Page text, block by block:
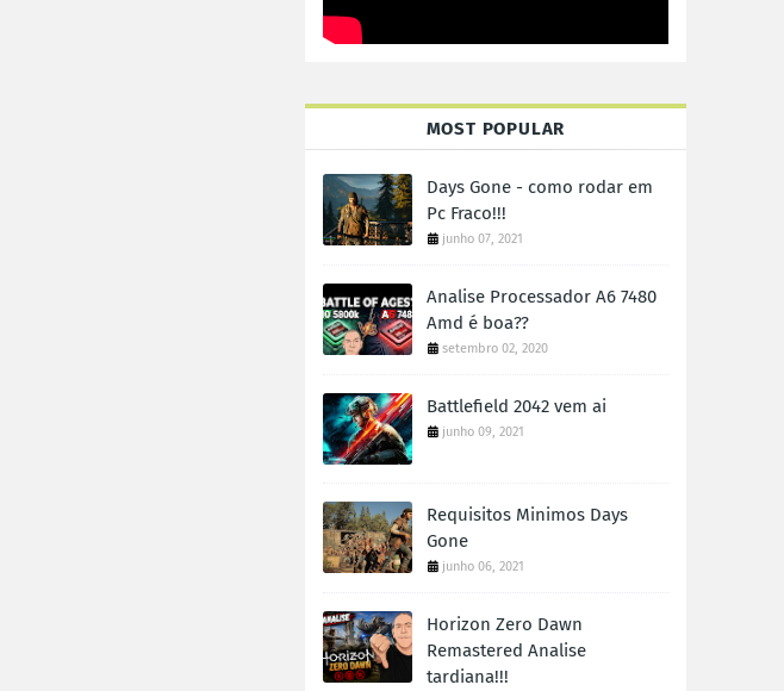
MOST POPULAR
Days Gone - como rodar em
Pc Fraco!!!
junho 07, 2021
Analise Processador A6 7480
Amd é boa??
setembro 02, 2020
Battlefield 2042 vem ai
junho 09, 2021
Requisitos Minimos Days
Gone
junho 06, 2021
Horizon Zero Dawn
Remastered Analise
tardiana!!!